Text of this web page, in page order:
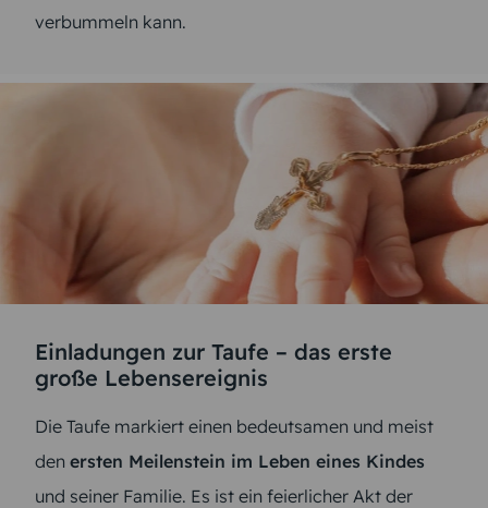
verbummeln kann.
Einladungen zur Taufe – das erste
große Lebensereignis
Die Taufe markiert einen bedeutsamen und meist
den ersten Meilenstein im Leben eines Kindes
und seiner Familie. Es ist ein feierlicher Akt der